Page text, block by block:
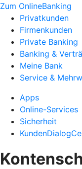
Zum OnlineBanking
Privatkunden
Firmenkunden
Private Banking
Banking &
Meine Bank
Service &
Apps
Online-Services
Sicherheit